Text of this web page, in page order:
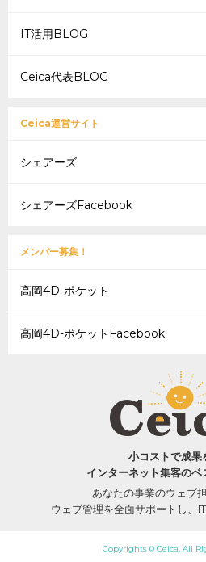
IT活用BLOG
Ceica代表BLOG
Ceica運営サイト
シェアーズ
シェアーズFacebook
メンバー募集！
高岡4D-ポケット
高岡4D-ポケットFacebook
小コストで成果
インターネット集客のベ
あなたの事業のウェブ
ウェブ管理を全面サポートし、
Copyrights © Ceica, All